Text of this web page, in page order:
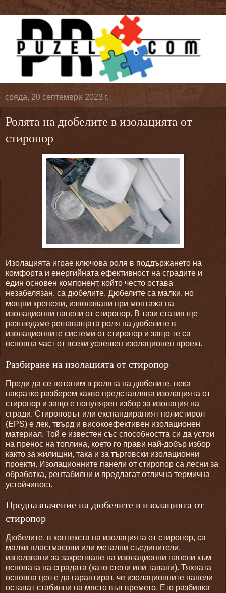
сряда, 20 септември 2023 г.
Ролята на дюбелите в изолацията от
стиропор
Изолацията играе ключова роля в поддържането на
комфорта и енергийната ефективност на сградите и
един основен компонент, който често остава
незабелязан, са дюбелите. Дюбелите са малки, но
мощни крепежи, използвани при монтажа на
изолационни панели от стиропор. В тази статия ще
разгледаме решаващата роля на дюбелите в
изолационните системи от стиропор и защо те са
основна част от всеки успешен изолационен проект.
Разбиране на изолацията от стиропор
Преди да се потопим в ролята на дюбелите, нека
накратко разберем какво представлява изолацията от
стиропор и защо е популярен избор за изолация на
сгради. Стиропорът или експандираният полистирол
(EPS) е лек, твърд и високоефективен изолационен
материал. Той е известен със способността си да устои
на пренос на топлина, което го прави най-добър избор
както за жилищни, така и за търговски изолационни
проекти. Изолационните панели от стиропор са лесни за
обработка, рентабилни и предлагат отлична термична
устойчивост.
Предназначение на дюбелите в изолацията от
стиропор
Дюбелите, в контекста на изолацията от стиропор, са
малки пластмасови или метални съединители,
използвани за закрепване на изолационни панели към
основата на сградата (като стени или тавани). Тяхната
основна цел е да гарантират, че изолационните панели
остават стабилни на място във времето. Ето разбивка